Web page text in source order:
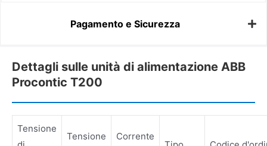
Pagamento e Sicurezza
Dettagli sulle unità di alimentazione ABB
Procontic T200
Tensione
Tensione
Corrente